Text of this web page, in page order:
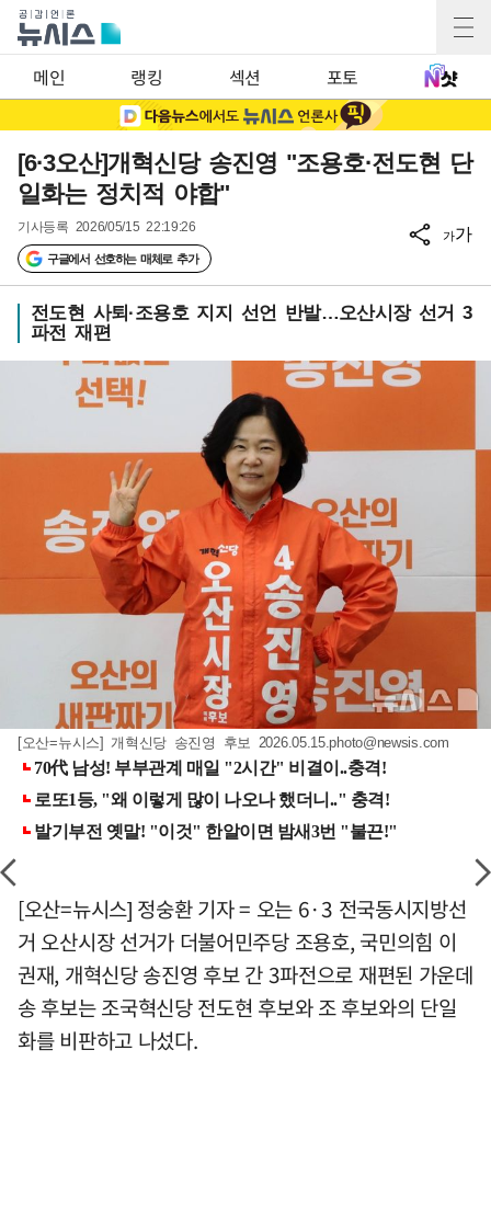
메인 랭킹 섹션 포토
[6·3오산]개혁신당 송진영 "조용호·전도현 단
일화는 정치적 야합"
기사등록 2026/05/15 22:19:26
구글에서 선호하는 매체로 추가
가가
전도현 사퇴·조용호 지지 선언 반발…오산시장 선거 3
파전 재편
[오산=뉴시스] 개혁신당 송진영 후보 2026.05.15.photo@newsis.com
[오산=뉴시스] 정숭환 기자 = 오는 6·3 전국동시지방선
거 오산시장 선거가 더불어민주당 조용호, 국민의힘 이
권재, 개혁신당 송진영 후보 간 3파전으로 재편된 가운데
송 후보는 조국혁신당 전도현 후보와 조 후보와의 단일
화를 비판하고 나섰다.